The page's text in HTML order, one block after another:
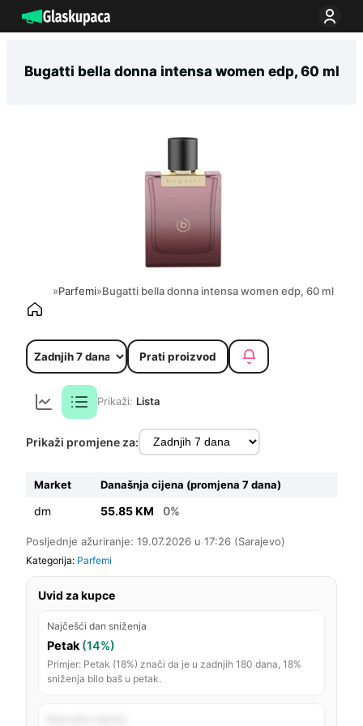
na
Bugatti bella donna intensa women edp, 60 ml
»Parfemi»Bugatti bella donna intensa women edp, 60 ml
Prati proizvod
Prikaži: Lista
Prikaži promjene za:
Market Današnja cijena (promjena 7 dana)
dm 55.85 KM 0%
Posljednje ažuriranje: 19.07.2026 u 17:26 (Sarajevo)
Kategorija: Parfemi
Uvid za kupce
Najčešći dan sniženja
Petak (14%)
Primjer: Petak (18%) znači da je u zadnjih 180 dana, 18%
sniženja bilo baš u petak.